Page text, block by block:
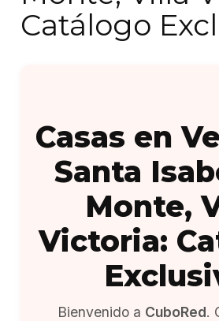
Catálogo
Casas en
Santa
Monte,
Victoria:
Bienvenido a CuboRed.